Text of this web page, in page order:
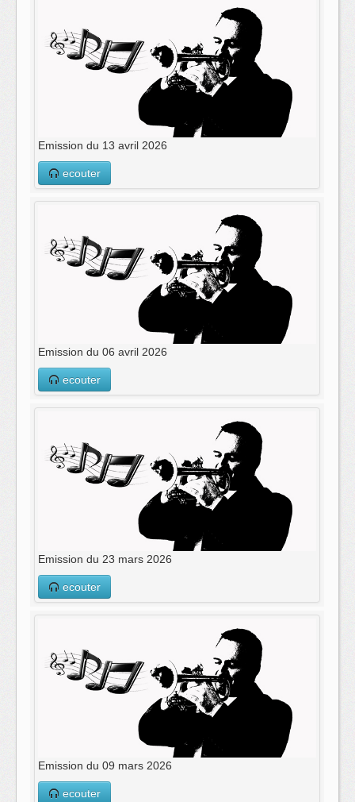
Emission du 13 avril 2026
ecouter
Emission du 06 avril 2026
ecouter
Emission du 23 mars 2026
ecouter
Emission du 09 mars 2026
ecouter